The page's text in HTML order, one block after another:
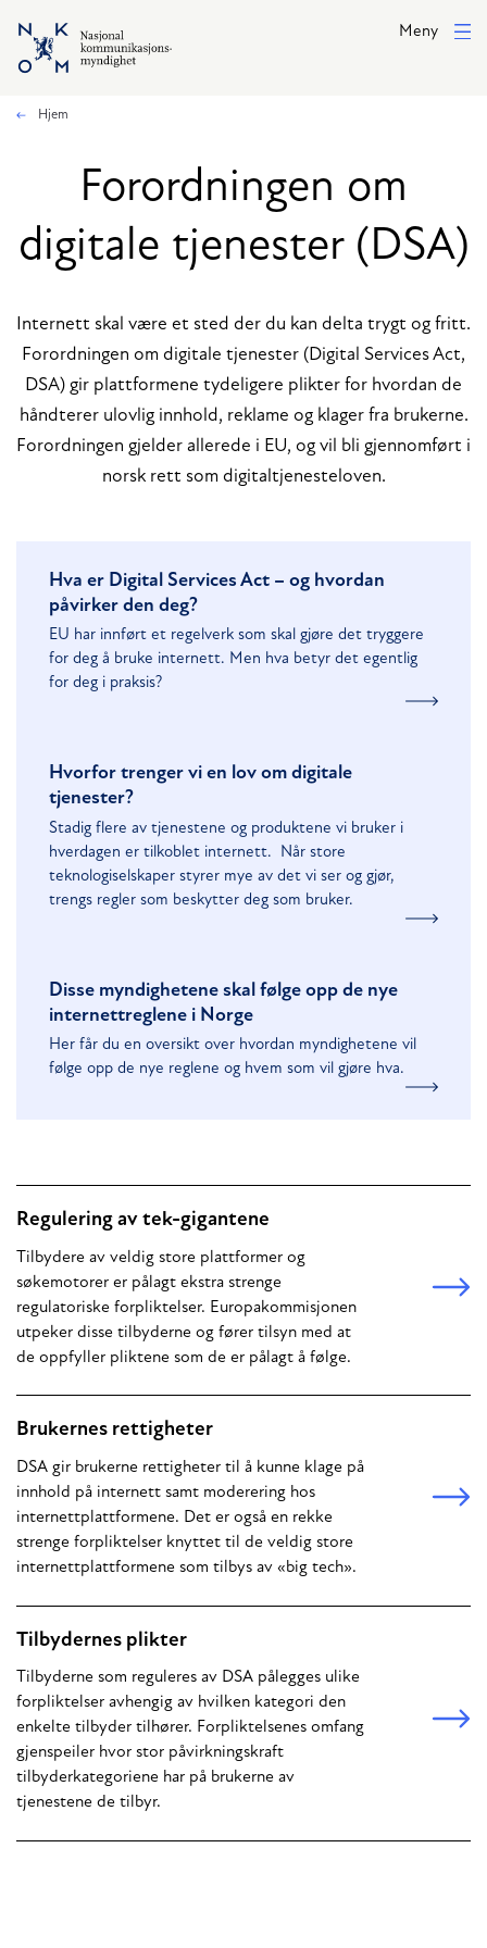
Hopp til hovedinnhold
Meny
Hjem
Forordningen om
digitale tjenester (DSA)
Internett skal være et sted der du kan delta trygt og fritt.
Forordningen om digitale tjenester (Digital Services Act,
DSA) gir plattformene tydeligere plikter for hvordan de
håndterer ulovlig innhold, reklame og klager fra brukerne.
Forordningen gjelder allerede i EU, og vil bli gjennomført i
norsk rett som digitaltjenesteloven.
Hva er Digital Services Act – og hvordan
påvirker den deg?
EU har innført et regelverk som skal gjøre det tryggere
for deg å bruke internett. Men hva betyr det egentlig
for deg i praksis?
Hvorfor trenger vi en lov om digitale
tjenester?
Stadig flere av tjenestene og produktene vi bruker i
hverdagen er tilkoblet internett. Når store
teknologiselskaper styrer mye av det vi ser og gjør,
trengs regler som beskytter deg som bruker.
Disse myndighetene skal følge opp de nye
internettreglene i Norge
Her får du en oversikt over hvordan myndighetene vil
følge opp de nye reglene og hvem som vil gjøre hva.
Regulering av tek-gigantene
Tilbydere av veldig store plattformer og
søkemotorer er pålagt ekstra strenge
regulatoriske forpliktelser. Europakommisjonen
utpeker disse tilbyderne og fører tilsyn med at
de oppfyller pliktene som de er pålagt å følge.
Brukernes rettigheter
DSA gir brukerne rettigheter til å kunne klage på
innhold på internett samt moderering hos
internettplattformene. Det er også en rekke
strenge forpliktelser knyttet til de veldig store
internettplattformene som tilbys av «big tech».
Tilbydernes plikter
Tilbyderne som reguleres av DSA pålegges ulike
forpliktelser avhengig av hvilken kategori den
enkelte tilbyder tilhører. Forpliktelsenes omfang
gjenspeiler hvor stor påvirkningskraft
tilbyderkategoriene har på brukerne av
tjenestene de tilbyr.